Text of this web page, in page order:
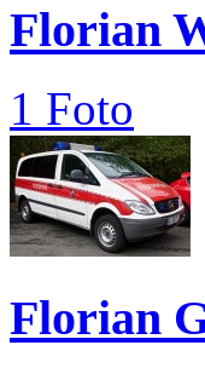
Florian
1 Foto
Florian